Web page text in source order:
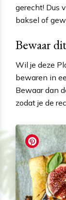
gerecht! Dus
baksel of
Bewaar
Wil je deze
bewaren in
Bewaar dan
zodat je de